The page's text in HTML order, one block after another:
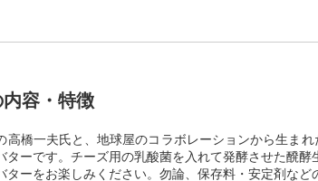
容・特徴
高橋一夫氏と、地球屋のコラボレーションから生ま
ターです。チーズ用の乳酸菌を入れて発酵させた醗酵
ターをお楽しみください。勿論、保存料・安定剤な